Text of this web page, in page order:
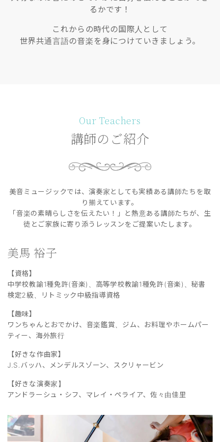
るかです！
これからの時代の国際人として
世界共通言語の音楽を身につけていきましょう。
Our Teachers
講師のご紹介
美音ミュージックでは、演奏家としても実績ある講師たちを取
り揃えています。
「音楽の素晴らしさを伝えたい！」と熱意ある講師たちが、生
徒とご家族に寄り添うレッスンをご提案いたします。
美馬 裕子
【資格】
中学校教諭1種免許(音楽)、高等学校教諭1種免許(音楽)、秘書
検定2級、リトミック中級指導資格
【趣味】
ワンちゃんとおでかけ、音楽鑑賞、ジム、お料理やホームパー
ティー、海外旅行
【好きな作曲家】
J.S.バッハ、メンデルスゾーン、スクリャービン
【好きな演奏家】
アンドラーシュ・シフ、マレイ・ペライア、佐々由佳里